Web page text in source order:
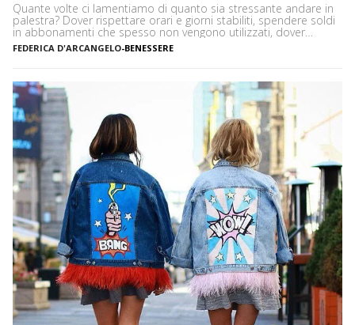
Quante volte ci lamentiamo di quanto sia stressante andare in
palestra? Dover rispettare orari e giorni stabiliti, spendere soldi
in abbonamenti che spesso non vengono utilizzati, dover
prendere un mezzo per arrivare in palestra: in moltissimi
preferiscono allenarsi a casa per queste e tante altre ragioni.
FEDERICA D'ARCANGELO-BENESSERE